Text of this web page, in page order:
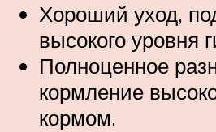
Хороший уход,
высокого уровня
Полноценное
кормление
кормом.